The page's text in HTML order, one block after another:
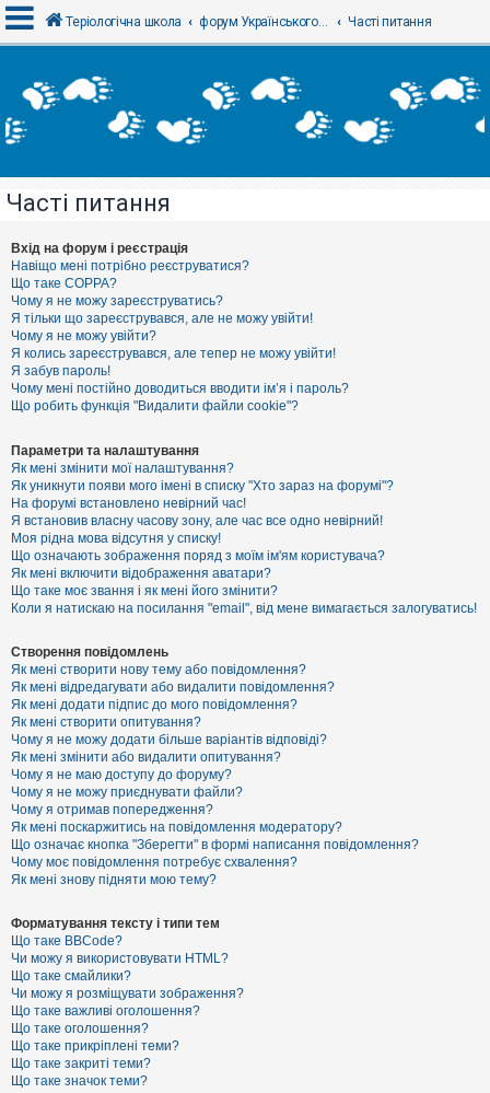
х
і
Р
є
с
т
р
а
ц
і
я
Т
м
и
б
е
з
в
і
д
п
о
в
і
е
й
А
к
т
и
в
н
і
т
е
м
и
П
о
ш
у
к
Д
о
п
Теріологічна школа форум Українського теріологічного товариства Часті питання
Часті питання
Вхід на форум і реєстрація
Навіщо мені потрібно реєструватися?
Що таке COPPA?
Чому я не можу зареєструватись?
Я тільки що зареєструвався, але не можу увійти!
Чому я не можу увійти?
Я колись зареєструвався, але тепер не можу увійти!
Я забув пароль!
Чому мені постійно доводиться вводити ім’я і пароль?
Що робить функція "Видалити файли cookie"?
Параметри та налаштування
Як мені змінити мої налаштування?
Як уникнути появи мого імені в списку "Хто зараз на форумі"?
На форумі встановлено невірний час!
Я встановив власну часову зону, але час все одно невірний!
Моя рідна мова відсутня у списку!
Що означають зображення поряд з моїм ім'ям користувача?
Як мені включити відображення аватари?
Що таке моє звання і як мені його змінити?
Коли я натискаю на посилання "email", від мене вимагається залогуватись!
Створення повідомлень
Як мені створити нову тему або повідомлення?
Як мені відредагувати або видалити повідомлення?
Як мені додати підпис до мого повідомлення?
Як мені створити опитування?
Чому я не можу додати більше варіантів відповіді?
Як мені змінити або видалити опитування?
Чому я не маю доступу до форуму?
Чому я не можу приєднувати файли?
Чому я отримав попередження?
Як мені поскаржитись на повідомлення модератору?
Що означає кнопка "Зберегти" в формі написання повідомлення?
Чому моє повідомлення потребує схвалення?
Як мені знову підняти мою тему?
Форматування тексту і типи тем
Що таке BBCode?
Чи можу я використовувати HTML?
Що таке смайлики?
Чи можу я розміщувати зображення?
Що таке важливі оголошення?
Що таке оголошення?
Що таке прикріплені теми?
Що таке закриті теми?
Що таке значок теми?